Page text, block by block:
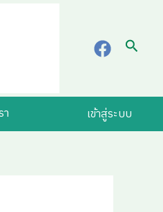
เข้าสู่ระบบ